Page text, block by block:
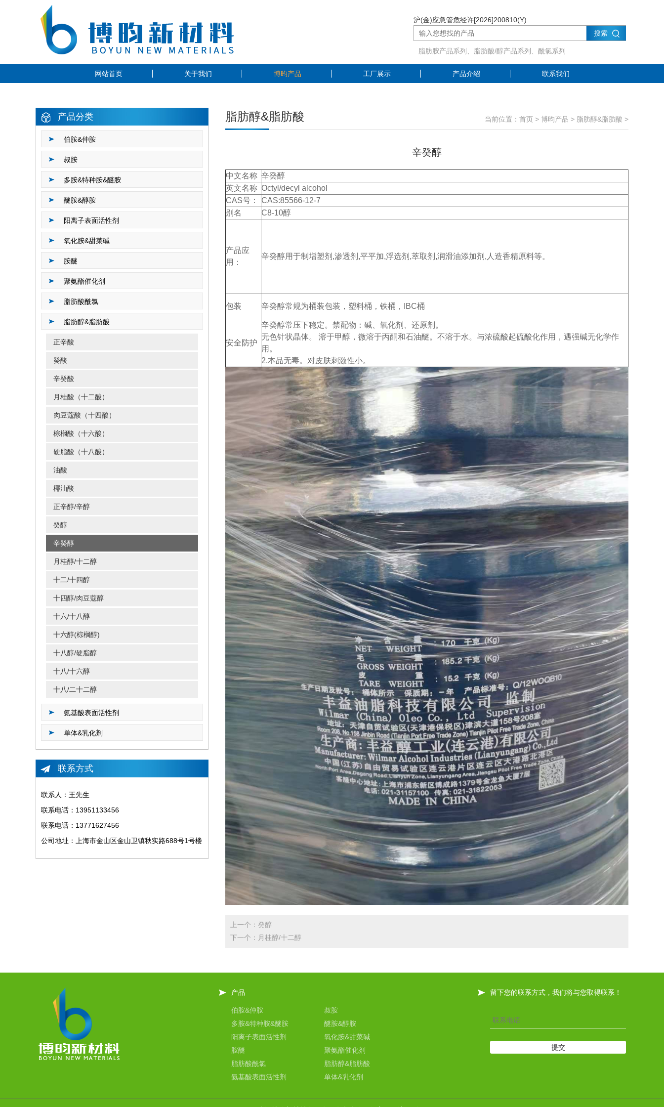
沪(金)应急管危经许[2026]200810(Y)
搜索
脂肪胺产品系列、脂肪酸/醇产品系列、酰氯系列
网站首页 关于我们 博昀产品 工厂展示 产品介绍 联系我们
产品分类
伯胺&仲胺
叔胺
多胺&特种胺&醚胺
醚胺&醇胺
阳离子表面活性剂
氧化胺&甜菜碱
胺醚
聚氨酯催化剂
脂肪酸酰氯
脂肪醇&脂肪酸
正辛酸
癸酸
辛癸酸
月桂酸（十二酸）
肉豆蔻酸（十四酸）
棕榈酸（十六酸）
硬脂酸（十八酸）
油酸
椰油酸
正辛醇/辛醇
癸醇
辛癸醇
月桂醇/十二醇
十二/十四醇
十四醇/肉豆蔻醇
十六/十八醇
十六醇(棕榈醇)
十八醇/硬脂醇
十八/十六醇
十八/二十二醇
氨基酸表面活性剂
单体&乳化剂
联系方式
联系人：王先生
联系电话：13951133456
联系电话：13771627456
公司地址：上海市金山区金山卫镇秋实路688号1号楼
脂肪醇&脂肪酸 当前位置： 首页 > 博昀产品 > 脂肪醇&脂肪酸 >
辛癸醇
中文名称 辛癸醇
英文名称 Octyl/decyl alcohol
CAS号：
CAS:85566-12-7
别名
C8-10醇
产品应
用：
辛癸醇用于制增塑剂,渗透剂,平平加,浮选剂,萃取剂,润滑油添加剂,人造香精原料等。
包装 辛癸醇常规为桶装包装，塑料桶，铁桶，IBC桶
安全防护
辛癸醇常压下稳定。禁配物：碱、氧化剂、还原剂。
无色针状晶体。 溶于甲醇，微溶于丙酮和石油醚。不溶于水。与浓硫酸起硫酸化作用，遇强碱无化学作
用。
2.本品无毒。对皮肤刺激性小。
上一个：癸醇
下一个：月桂醇/十二醇
产品
伯胺&仲胺
叔胺
多胺&特种胺&醚胺
醚胺&醇胺
阳离子表面活性剂
氧化胺&甜菜碱
胺醚
聚氨酯催化剂
脂肪酸酰氯
脂肪醇&脂肪酸
氨基酸表面活性剂
单体&乳化剂
留下您的联系方式，我们将与您取得联系！
提交